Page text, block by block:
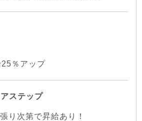
％アップ
ステップ
り次第で昇給あり！